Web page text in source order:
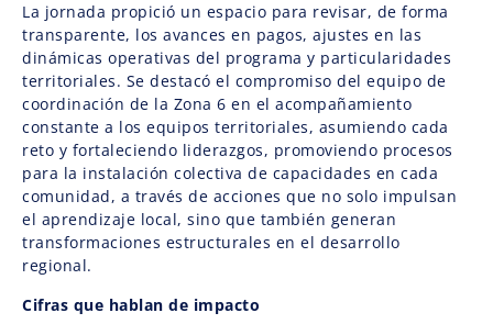
La jornada propició un espacio para revisar, de forma
transparente, los avances en pagos, ajustes en las
dinámicas operativas del programa y particularidades
territoriales. Se destacó el compromiso del equipo de
coordinación de la Zona 6 en el acompañamiento
constante a los equipos territoriales, asumiendo cada
reto y fortaleciendo liderazgos, promoviendo procesos
para la instalación colectiva de capacidades en cada
comunidad, a través de acciones que no solo impulsan
el aprendizaje local, sino que también generan
transformaciones estructurales en el desarrollo
regional.
Cifras que hablan de impacto